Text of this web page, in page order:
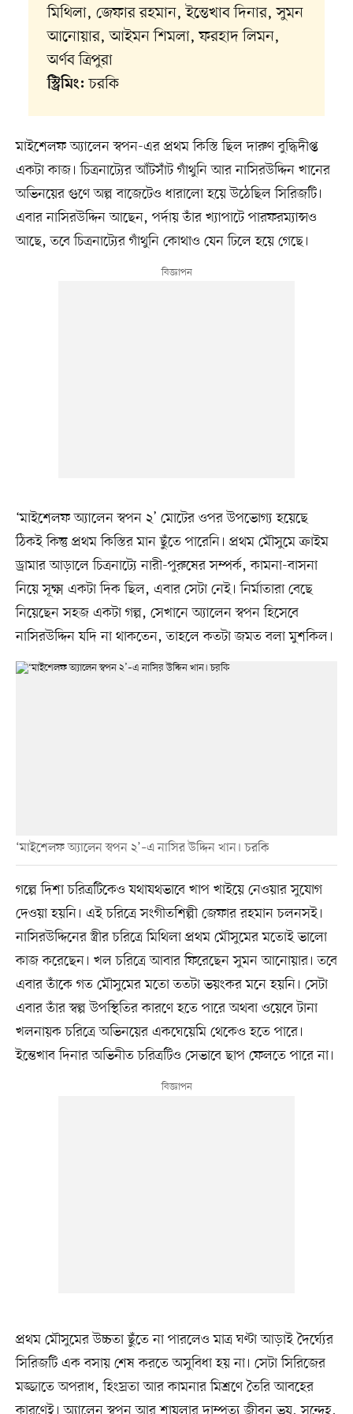
মিথিলা, জেফার রহমান, ইন্তেখাব দিনার, সুমন
আনোয়ার, আইমন শিমলা, ফরহাদ লিমন,
অর্ণব ত্রিপুরা
স্ট্রিমিং: চরকি
মাইশেলফ অ্যালেন স্বপন-এর প্রথম কিস্তি ছিল দারুণ বুদ্ধিদীপ্ত
একটা কাজ। চিত্রনাট্যের আঁটসাঁট গাঁথুনি আর নাসিরউদ্দিন খানের
অভিনয়ের গুণে অল্প বাজেটেও ধারালো হয়ে উঠেছিল সিরিজটি।
এবার নাসিরউদ্দিন আছেন, পর্দায় তাঁর খ্যাপাটে পারফরম্যান্সও
আছে, তবে চিত্রনাট্যের গাঁথুনি কোথাও যেন ঢিলে হয়ে গেছে।
‘মাইশেলফ অ্যালেন স্বপন ২’ মোটের ওপর উপভোগ্য হয়েছে
ঠিকই কিন্তু প্রথম কিস্তির মান ছুঁতে পারেনি। প্রথম মৌসুমে ক্রাইম
ড্রামার আড়ালে চিত্রনাট্যে নারী-পুরুষের সম্পর্ক, কামনা-বাসনা
নিয়ে সূক্ষ্ম একটা দিক ছিল, এবার সেটা নেই। নির্মাতারা বেছে
নিয়েছেন সহজ একটা গল্প, সেখানে অ্যালেন স্বপন হিসেবে
নাসিরউদ্দিন যদি না থাকতেন, তাহলে কতটা জমত বলা মুশকিল।
‘মাইশেলফ অ্যালেন স্বপন ২’–এ নাসির উদ্দিন খান। চরকি
গল্পে দিশা চরিত্রটিকেও যথাযথভাবে খাপ খাইয়ে নেওয়ার সুযোগ
দেওয়া হয়নি। এই চরিত্রে সংগীতশিল্পী জেফার রহমান চলনসই।
নাসিরউদ্দিনের স্ত্রীর চরিত্রে মিথিলা প্রথম মৌসুমের মতোই ভালো
কাজ করেছেন। খল চরিত্রে আবার ফিরেছেন সুমন আনোয়ার। তবে
এবার তাঁকে গত মৌসুমের মতো ততটা ভয়ংকর মনে হয়নি। সেটা
এবার তাঁর স্বল্প উপস্থিতির কারণে হতে পারে অথবা ওয়েবে টানা
খলনায়ক চরিত্রে অভিনয়ের একঘেয়েমি থেকেও হতে পারে।
ইন্তেখাব দিনার অভিনীত চরিত্রটিও সেভাবে ছাপ ফেলতে পারে না।
প্রথম মৌসুমের উচ্চতা ছুঁতে না পারলেও মাত্র ঘণ্টা আড়াই দৈর্ঘ্যের
সিরিজটি এক বসায় শেষ করতে অসুবিধা হয় না। সেটা সিরিজের
মজ্জাতে অপরাধ, হিংস্রতা আর কামনার মিশ্রণে তৈরি আবহের